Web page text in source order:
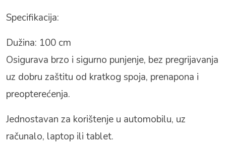
Specifikacija:
Dužina: 100 cm
Osigurava brzo i sigurno punjenje, bez pregrijavanja
uz dobru zaštitu od kratkog spoja, prenapona i
preopterećenja.
Jednostavan za korištenje u automobilu, uz
računalo, laptop ili tablet.